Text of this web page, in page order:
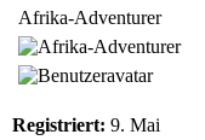
Afrika-Adventurer
Registriert: 9. Mai